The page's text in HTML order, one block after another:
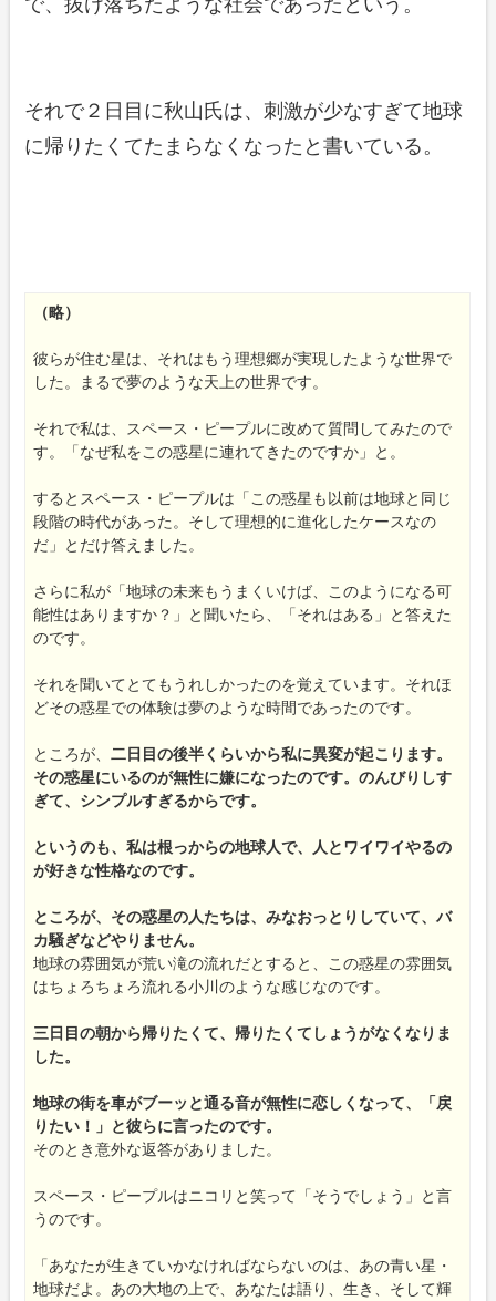
で、抜け落ちたような社会であったという。
それで２日目に秋山氏は、刺激が少なすぎて地球
に帰りたくてたまらなくなったと書いている。
（略）
彼らが住む星は、それはもう理想郷が実現したような世界で
した。まるで夢のような天上の世界です。
それで私は、スペース・ピープルに改めて質問してみたので
す。「なぜ私をこの惑星に連れてきたのですか」と。
するとスペース・ピープルは「この惑星も以前は地球と同じ
段階の時代があった。そして理想的に進化したケースなの
だ」とだけ答えました。
さらに私が「地球の未来もうまくいけば、このようになる可
能性はありますか？」と聞いたら、「それはある」と答えた
のです。
それを聞いてとてもうれしかったのを覚えています。それほ
どその惑星での体験は夢のような時間であったのです。
ところが、二日目の後半くらいから私に異変が起こります。
その惑星にいるのが無性に嫌になったのです。のんびりしす
ぎて、シンプルすぎるからです。
というのも、私は根っからの地球人で、人とワイワイやるの
が好きな性格なのです。
ところが、その惑星の人たちは、みなおっとりしていて、バ
カ騒ぎなどやりません。
地球の雰囲気が荒い滝の流れだとすると、この惑星の雰囲気
はちょろちょろ流れる小川のような感じなのです。
三日目の朝から帰りたくて、帰りたくてしょうがなくなりま
した。
地球の街を車がブーッと通る音が無性に恋しくなって、「戻
りたい！」と彼らに言ったのです。
そのとき意外な返答がありました。
スペース・ピープルはニコリと笑って「そうでしょう」と言
うのです。
「あなたが生きていかなければならないのは、あの青い星・
地球だよ。あの大地の上で、あなたは語り、生き、そして輝